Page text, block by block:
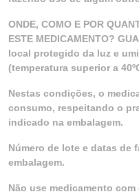
ONDE, COMO E POR
ESTE MEDICAMENTO?
local protegido da luz e
(temperatura superior a
Nestas condições, o
consumo, respeitando o
indicado na embalagem.
Número de lote e datas de
embalagem.
Não use medicamento